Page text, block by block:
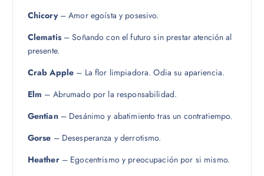
Chicory– Amor egoísta y posesivo.
Clematis– Soñando con el futuro sin prestar atención al
presente.
Crab Apple – La flor limpiadora. Odia su apariencia.
Elm – Abrumado por la responsabilidad.
Gentian– Desánimo y abatimiento tras un contratiempo.
Gorse – Desesperanza y derrotismo.
Heather– Egocentrismo y preocupación por si mismo.